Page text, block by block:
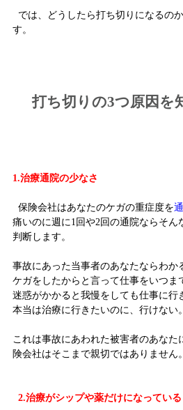
では、どうしたら打ち切りになるの
す。
打ち切りの3つ原因を
1.治療通院の少なさ
保険会社はあなたのケガの重症度を
痛いのに週に1回や2回の通院ならそん
判断します。
事故にあった当事者のあなたならわか
ケガをしたからと言って仕事をいつま
迷惑がかかると我慢をしても仕事に行
本当は治療に行きたいのに、行けない
これは事故にあわれた被害者のあなた
険会社はそこまで親切ではありません。
2.治療がシップや薬だけになっている